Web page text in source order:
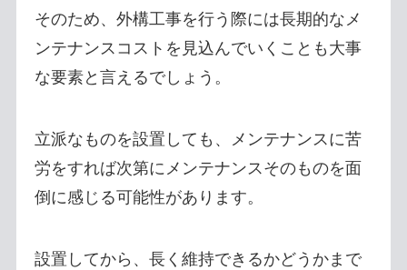
そのため、外構工事を行う際には長期的なメ
ンテナンスコストを見込んでいくことも大事
な要素と言えるでしょう。
立派なものを設置しても、メンテナンスに苦
労をすれば次第にメンテナンスそのものを面
倒に感じる可能性があります。
設置してから、長く維持できるかどうかまで